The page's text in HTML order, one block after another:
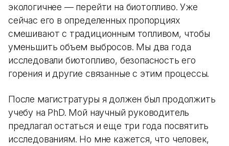
экологичнее — перейти на биотопливо. Уже
сейчас его в определенных пропорциях
смешивают с традиционным топливом, чтобы
уменьшить объем выбросов. Мы два года
исследовали биотопливо, безопасность его
горения и другие связанные с этим процессы.
После магистратуры я должен был продолжить
учебу на PhD. Мой научный руководитель
предлагал остаться и еще три года посвятить
исследованиям. Но мне кажется, что человек,